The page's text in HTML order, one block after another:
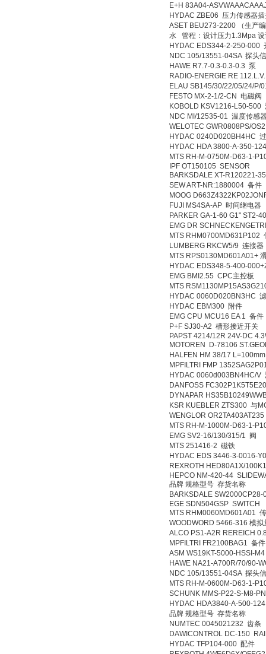
E+H 83A04-
HYDAC ZBE06 压力传感器插
ASET BEU273-2200 （生产
水 管程：设计压力1.3Mpa
HYDAC EDS344-2-250-000
NDC 105/13551-04SA 探头
HAWE R7.7-0.3-0.3-0.3 泵
RADIO-ENERGIE RE
ELAU SB145/30/22/05/24/P/
FESTO MX-2-1/2-CN 电磁阀
KOBOLD KSV1216-L50-500
NDC MI/12535-01 温度传感
WELOTEC GWR0808PS/
HYDAC 0240D020BH4HC
HYDAC HDA 3800-A-350-
MTS RH-M-0750M-D63-1-
IPF OT150105 SENSOR
BARKSDALE XT-R120221-
SEW ART-NR:1880004 备件
MOOG
FUJI MS4SA-AP 时间继电器
PARKER GA-1-60 G1" ST2-
EMG DR
MTS RHM0700MD631P102
LUMBERG RKCW5/9 连接器
MTS RPS0130MD601A01+
HYDAC EDS348-5-400-
EMG BMI2.55 CPC主控板
MTS
HYDAC 0060D020BN3HC
HYDAC EBM300 附件
EMG CPU MCU16 EA 1 备件
P+F SJ30-A2 槽形接近开关
PAPST 4214/12R 24V-DC
MOTOREN D-78106
HALFEN HM 38/17
MPFILTRI FMP
HYDAC 0060d003BN4HC/V
DANFOSS
DYNAPAR
KSR KUEBLER ZTS300 与
WENGLOR
MTS RH-M-1000M-D63-1-
EMG SV2-16/130/315/1 阀
MTS 251416-2 磁铁
HYDAC EDS 3446-3-0016-
REXROTH HED80A1X/
HEPCO NM-420-44
品牌 规格型号 存货名称
BARKSDALE
EGE SDN504GSP SWITCH
MTS RHM0060MD601A01
WOODWORD 5466-316 模
ALCO PS1-A2R REREICH
MPFILTRI FR2100BAG1 备件
ASM WS19KT-5000-HSSI-
HAWE NA21-A700R/70/90-
NDC 105/13551-04SA 探头
MTS RH-M-0600M-D63-1-
SCHUNK MMS-P22-S-M8-
HYDAC HDA3840-A-500-
品牌 规格型号 存货名称
NUMTEC 0045021232 齿条
DAWICONTROL DC-150
HYDAC TFP104-000 配件